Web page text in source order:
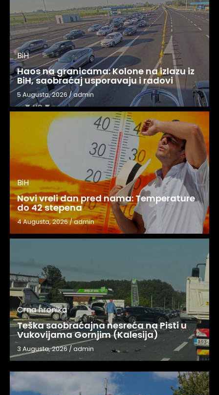
BiH
Haos na granicama: Kolone na izlazu iz
BiH, saobraćaj usporavaju i radovi
5 Augusta, 2026/admin
BiH
Novi vreli dan pred nama: Temperature
do 42 stepena
4 Augusta, 2026/admin
Crna hronika
Teška saobraćajna nesreća na Pisti u
Vukovijama Gornjim (Kalesija)
3 Augusta, 2026 / admin